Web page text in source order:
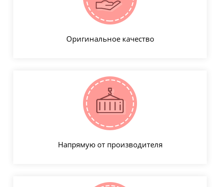
Оригинальное качество
Напрямую от производителя